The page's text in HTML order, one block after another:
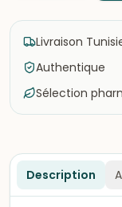
Livraison
Authentique
Sélection
Description